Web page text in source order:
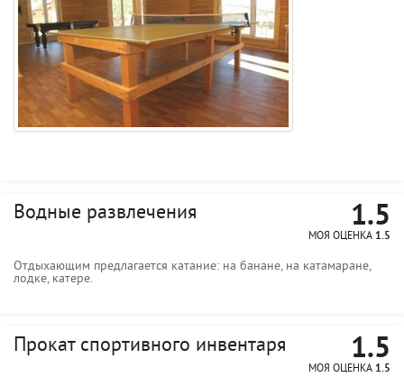
Водные развлечения 1.5
МОЯ ОЦЕНКА 1.5
Отдыхающим предлагается катание: на банане, на катамаране,
лодке, катере.
Прокат спортивного инвентаря 1.5
МОЯ ОЦЕНКА 1.5